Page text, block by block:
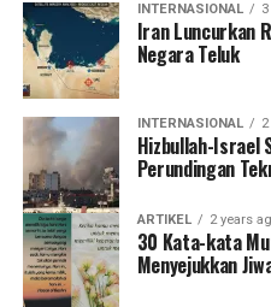
INTERNASIONAL
Iran Luncurkan
Negara Teluk
INTERNASIONAL
Hizbullah-Israel
Perundingan
ARTIKEL 2 years
30 Kata-kata
Menyejukkan